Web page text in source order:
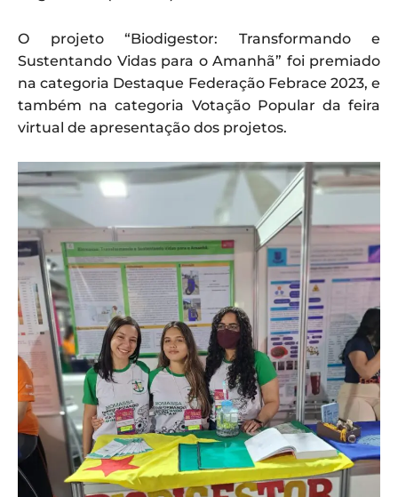
O projeto “Biodigestor: Transformando e
Sustentando Vidas para o Amanhã” foi premiado
na categoria Destaque Federação Febrace 2023, e
também na categoria Votação Popular da feira
virtual de apresentação dos projetos.